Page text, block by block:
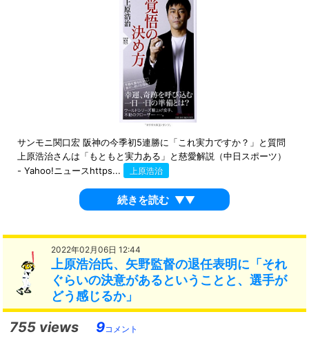
サンモニ関口宏 阪神の今季初5連勝に「これ実力ですか？」と質問
上原浩治さんは「もともと実力ある」と慈愛解説（中日スポーツ）
- Yahoo!ニュースhttps...
上原浩治
続きを読む ▼▼
2022年02月06日 12:44
上原浩治氏、矢野監督の退任表明に「それ
ぐらいの決意があるということと、選手が
どう感じるか」
755 views 9コメント